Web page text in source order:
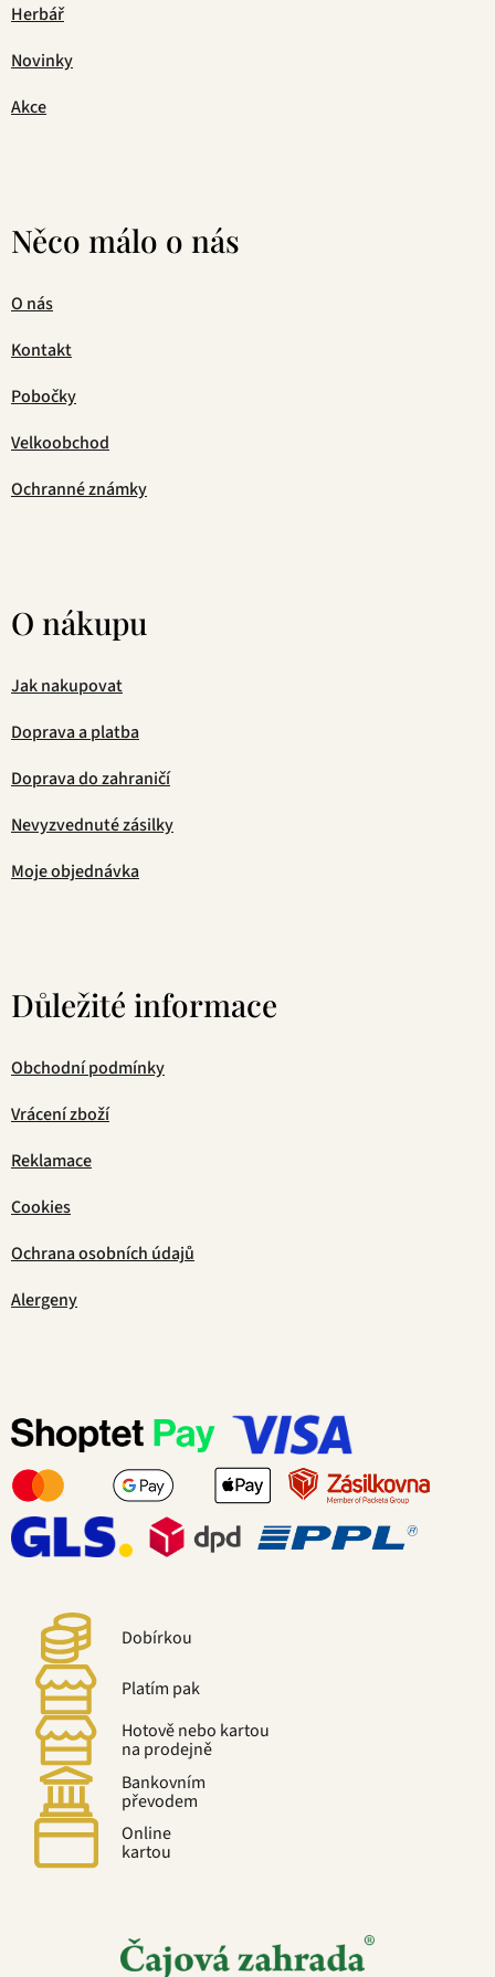
Herbář
Novinky
Akce
Něco málo o nás
O nás
Kontakt
Pobočky
Velkoobchod
Ochranné známky
O nákupu
Jak nakupovat
Doprava a platba
Doprava do zahraničí
Nevyzvednuté zásilky
Moje objednávka
Důležité informace
Obchodní podmínky
Vrácení zboží
Reklamace
Cookies
Ochrana osobních údajů
Alergeny
Dobírkou
Platím pak
Hotově nebo kartou
na prodejně
Bankovním
převodem
Online
kartou